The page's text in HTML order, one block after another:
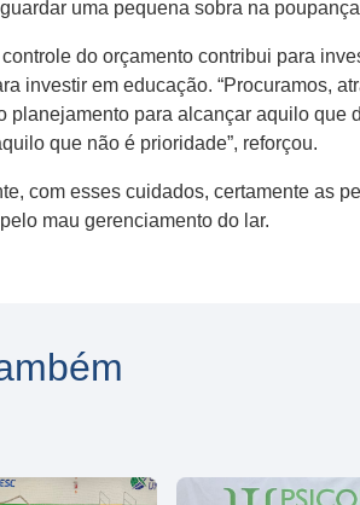
uma pequena sobra na
do orçamento contribui para
investir em educação. “Procuramos,
planejamento para alcançar aquilo que
que não é prioridade”, reforçou.
com esses cuidados, certamente as
mau gerenciamento do lar.